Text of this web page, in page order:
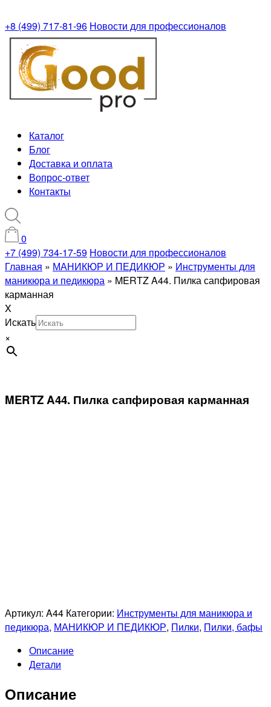
+8 (499) 717-81-96 Новости для профессионалов
Каталог
Блог
Доставка и оплата
Вопрос-ответ
Контакты
0
+7 (499) 734-17-59 Новости для профессионалов
Главная » МАНИКЮР И ПЕДИКЮР » Инструменты для
маникюра и педикюра » MERTZ A44. Пилка сапфировая
карманная
X
Искать
×
MERTZ A44. Пилка сапфировая карманная
Артикул: A44 Категории: Инструменты для маникюра и
педикюра, МАНИКЮР И ПЕДИКЮР, Пилки, Пилки, бафы
Описание
Детали
Описание